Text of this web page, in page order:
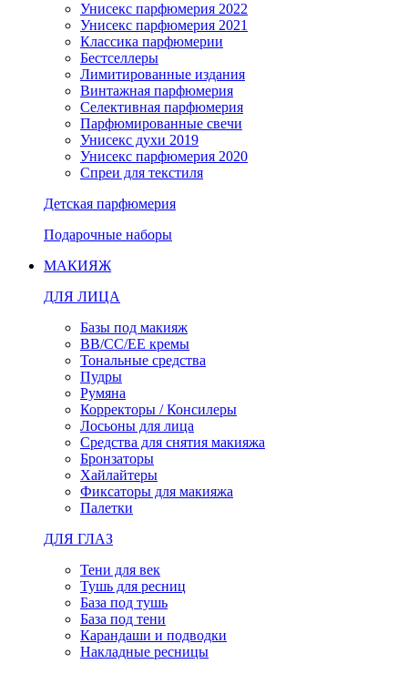
Унисекс парфюмерия 2022
Унисекс парфюмерия 2021
Классика парфюмерии
Бестселлеры
Лимитированные издания
Винтажная парфюмерия
Селективная парфюмерия
Парфюмированные свечи
Унисекс духи 2019
Унисекс парфюмерия 2020
Спреи для текстиля
Детская парфюмерия
Подарочные наборы
МАКИЯЖ
ДЛЯ ЛИЦА
Базы под макияж
BB/CC/EE кремы
Тональные средства
Пудры
Румяна
Корректоры / Консилеры
Лосьоны для лица
Средства для снятия макияжа
Бронзаторы
Хайлайтеры
Фиксаторы для макияжа
Палетки
ДЛЯ ГЛАЗ
Тени для век
Тушь для ресниц
База под тушь
База под тени
Карандаши и подводки
Накладные ресницы